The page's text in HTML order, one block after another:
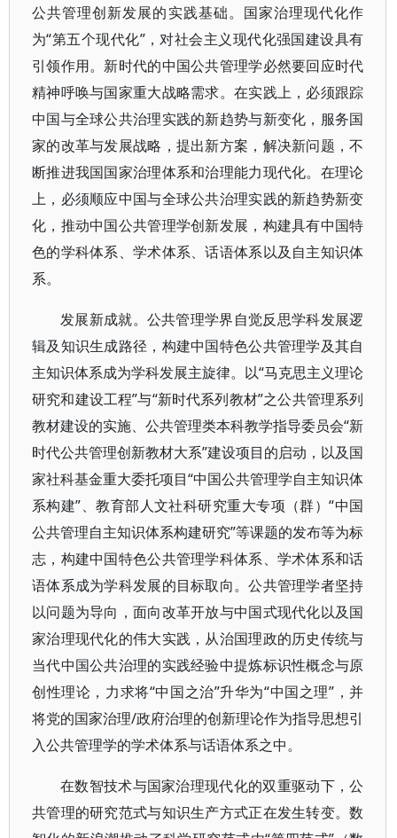
公共管理创新发展的实践基础。国家治理现代化作
为“第五个现代化”，对社会主义现代化强国建设具有
引领作用。新时代的中国公共管理学必然要回应时代
精神呼唤与国家重大战略需求。在实践上，必须跟踪
中国与全球公共治理实践的新趋势与新变化，服务国
家的改革与发展战略，提出新方案，解决新问题，不
断推进我国国家治理体系和治理能力现代化。在理论
上，必须顺应中国与全球公共治理实践的新趋势新变
化，推动中国公共管理学创新发展，构建具有中国特
色的学科体系、学术体系、话语体系以及自主知识体
系。
发展新成就。公共管理学界自觉反思学科发展逻
辑及知识生成路径，构建中国特色公共管理学及其自
主知识体系成为学科发展主旋律。以“马克思主义理论
研究和建设工程”与“新时代系列教材”之公共管理系列
教材建设的实施、公共管理类本科教学指导委员会“新
时代公共管理创新教材大系”建设项目的启动，以及国
家社科基金重大委托项目“中国公共管理学自主知识体
系构建”、教育部人文社科研究重大专项（群）“中国
公共管理自主知识体系构建研究”等课题的发布等为标
志，构建中国特色公共管理学科体系、学术体系和话
语体系成为学科发展的目标取向。公共管理学者坚持
以问题为导向，面向改革开放与中国式现代化以及国
家治理现代化的伟大实践，从治国理政的历史传统与
当代中国公共治理的实践经验中提炼标识性概念与原
创性理论，力求将“中国之治”升华为“中国之理”，并
将党的国家治理/政府治理的创新理论作为指导思想引
入公共管理学的学术体系与话语体系之中。
在数智技术与国家治理现代化的双重驱动下，公
共管理的研究范式与知识生产方式正在发生转变。数